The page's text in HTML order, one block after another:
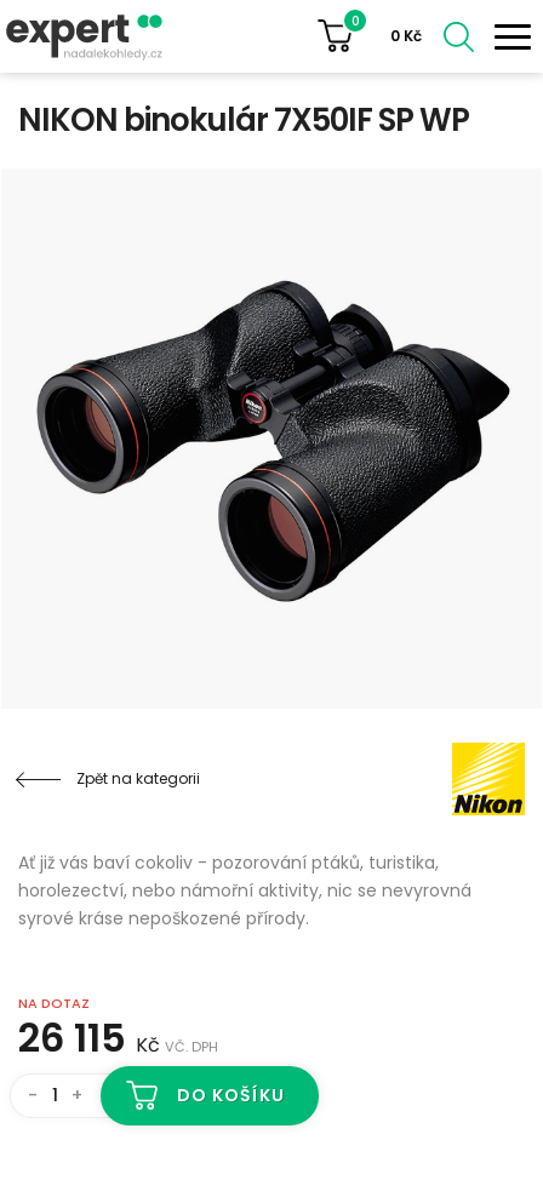
0
0 Kč
NIKON binokulár 7X50IF SP WP
Zpět na kategorii
Ať již vás baví cokoliv - pozorování ptáků, turistika,
horolezectví, nebo námořní aktivity, nic se nevyrovná
syrové kráse nepoškozené přírody.
NA DOTAZ
26 115 Kč VČ. DPH
- + DO KOŠÍKU